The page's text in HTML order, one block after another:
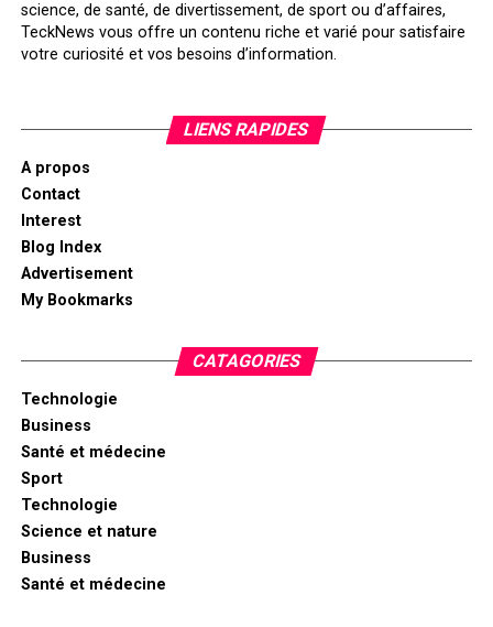
science, de santé, de divertissement, de sport ou d’affaires,
TeckNews vous offre un contenu riche et varié pour satisfaire
votre curiosité et vos besoins d’information.
LIENS RAPIDES
A propos
Contact
Interest
Blog Index
Advertisement
My Bookmarks
CATAGORIES
Technologie
Business
Santé et médecine
Sport
Technologie
Science et nature
Business
Santé et médecine